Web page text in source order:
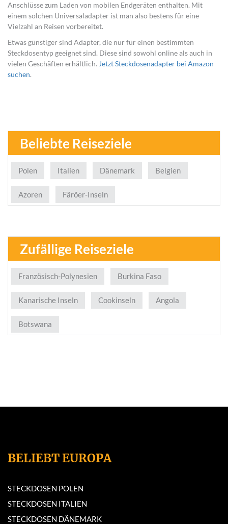
Anschlüsse zum Laden von mobilen Endgeräten enthalten. Mit
einem solchen Universaladapter ist man also bestens für eine
Vielzahl an Reisen vorbereitet.
Etwas günstiger sind Adapter, die nur für einen bestimmten
Steckdosentyp geeignet sind. Diese sind sowohl online als auch in
vielen Geschäften erhältlich. Jetzt Steckdosenadapter bei Amazon
suchen.
Beliebte Reiseziele
Polen Italien Dänemark Belgien
Azoren Färöer-Inseln
Zufällige Reiseziele
Französisch-Polynesien Burkina Faso
Kanarische Inseln Cookinseln Angola
Botswana
BELIEBT EUROPA
STECKDOSEN POLEN
STECKDOSEN ITALIEN
STECKDOSEN DÄNEMARK